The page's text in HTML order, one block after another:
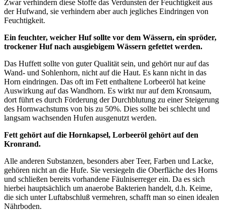
Zwar verhindern diese Stoffe das Verdunsten der Feuchtigkeit aus
der Hufwand, sie verhindern aber auch jegliches Eindringen von
Feuchtigkeit.
Ein feuchter, weicher Huf sollte vor dem Wässern, ein spröder,
trockener Huf nach ausgiebigem Wässern gefettet werden.
Das Huffett sollte von guter Qualität sein, und gehört nur auf das
Wand- und Sohlenhorn, nicht auf die Haut. Es kann nicht in das
Horn eindringen. Das oft im Fett enthaltene Lorbeeröl hat keine
Auswirkung auf das Wandhorn. Es wirkt nur auf dem Kronsaum,
dort führt es durch Förderung der Durchblutung zu einer Steigerung
des Hornwachstums von bis zu 50%. Dies sollte bei schlecht und
langsam wachsenden Hufen ausgenutzt werden.
Fett gehört auf die Hornkapsel, Lorbeeröl gehört auf den
Kronrand.
Alle anderen Substanzen, besonders aber Teer, Farben und Lacke,
gehören nicht an die Hufe. Sie versiegeln die Oberfläche des Horns
und schließen bereits vorhandene Fäulniserreger ein. Da es sich
hierbei hauptsächlich um anaerobe Bakterien handelt, d.h. Keime,
die sich unter Luftabschluß vermehren, schafft man so einen idealen
Nährboden.